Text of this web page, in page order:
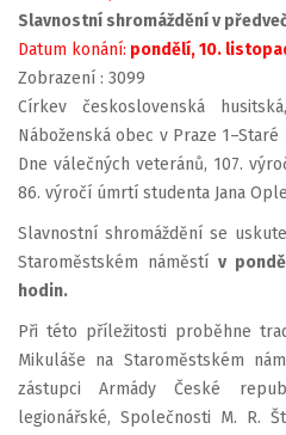
Slavnostní shromáždění v
Datum konání: pondělí, 10.
Zobrazení : 3099
Církev československá
Náboženská obec v Praze
Dne válečných veteránů, 107.
86. výročí úmrtí studenta Jana
Slavnostní shromáždění se
Staroměstském náměstív
hodin.
Při této příležitosti proběhne
Mikuláše na Staroměstském
zástupci Armády České
legionářské, Společnosti M. R.